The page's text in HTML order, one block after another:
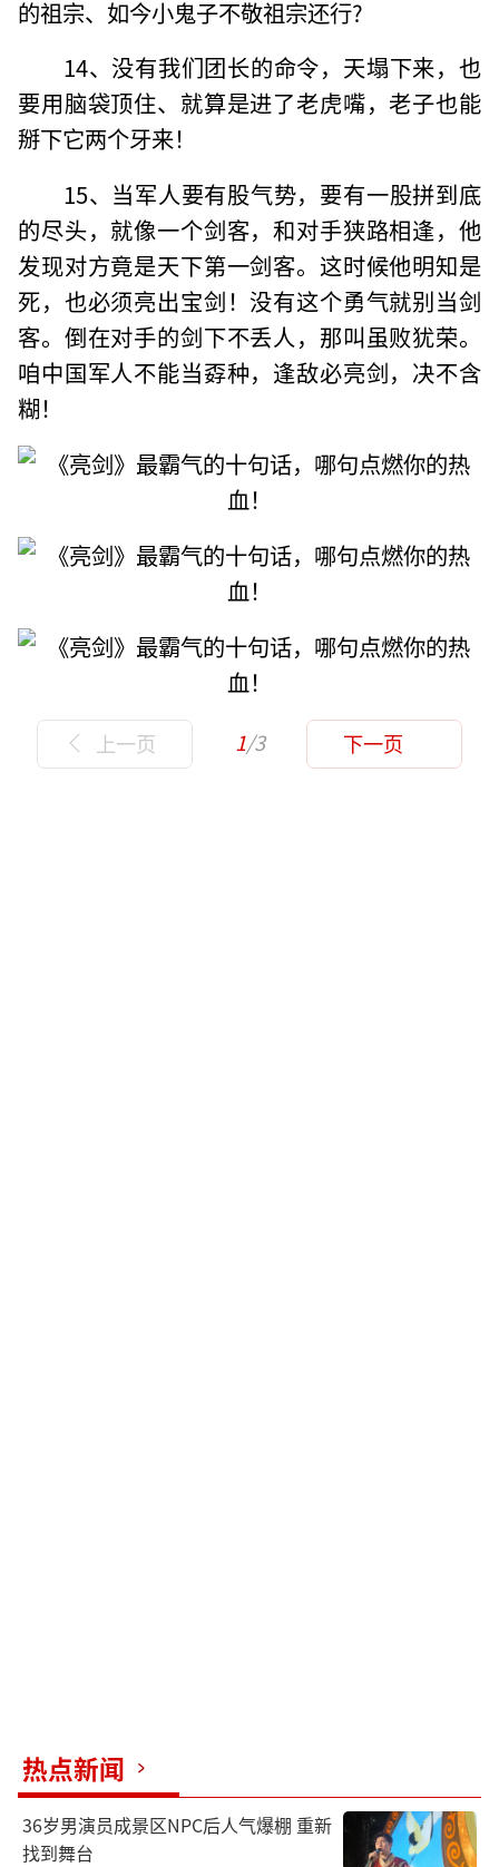
的祖宗、如今小鬼子不敬祖宗还行?
14、没有我们团长的命令，天塌下来，也
要用脑袋顶住、就算是进了老虎嘴，老子也能
掰下它两个牙来！
15、当军人要有股气势，要有一股拼到底
的尽头，就像一个剑客，和对手狭路相逢，他
发现对方竟是天下第一剑客。这时候他明知是
死，也必须亮出宝剑！没有这个勇气就别当剑
客。倒在对手的剑下不丢人，那叫虽败犹荣。
咱中国军人不能当孬种，逢敌必亮剑，决不含
糊！
上一页 1/3 下一页
热点新闻
36岁男演员成景区NPC后人气爆棚 重新
找到舞台